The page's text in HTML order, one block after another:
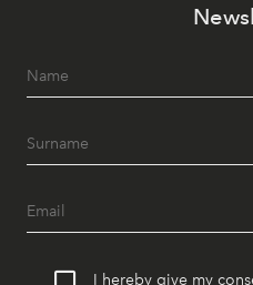
I hereby give my